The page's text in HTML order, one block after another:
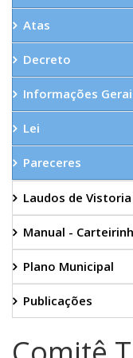
Atas
Decreto
Informações
Lei
Pareceres
Laudos de Vistoria
Manual -
Plano Municipal
Publicações